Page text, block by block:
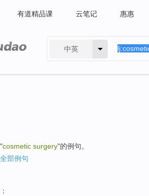
有道精品课 云笔记 惠惠
中英
cosmetic surgery"的例句。
全部例句